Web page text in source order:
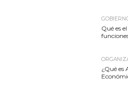
Qué es
¿Qué es